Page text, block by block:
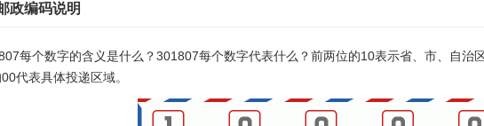
政编码说明
每个数字的含义是什么？301807每个数字代表什么？前两位的10表示省、市、自治
代表具体投递区域。